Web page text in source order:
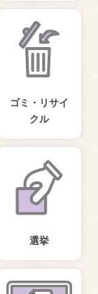
ゴミ・リサイ
クル
選挙